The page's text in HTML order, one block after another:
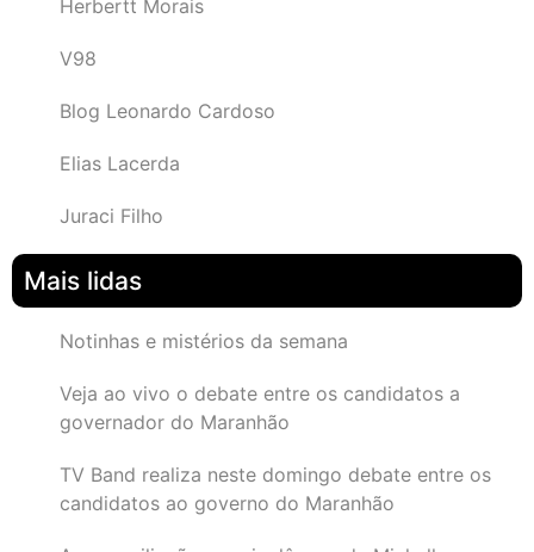
Herbertt Morais
V98
Blog Leonardo Cardoso
Elias Lacerda
Juraci Filho
Mais lidas
Notinhas e mistérios da semana
Veja ao vivo o debate entre os candidatos a
governador do Maranhão
TV Band realiza neste domingo debate entre os
candidatos ao governo do Maranhão